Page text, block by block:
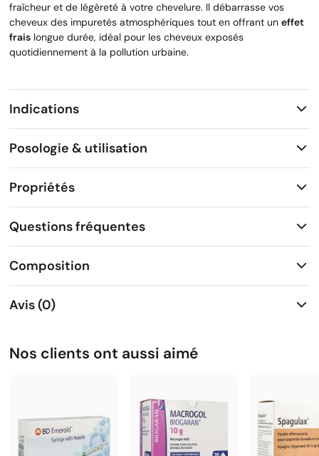
fraîcheur et de légèreté à votre chevelure. Il débarrasse vos
cheveux des impuretés atmosphériques tout en offrant un effet
frais longue durée, idéal pour les cheveux exposés
quotidiennement à la pollution urbaine.
Indications
Posologie & utilisation
Propriétés
Questions fréquentes
Composition
Avis (0)
Nos clients ont aussi aimé